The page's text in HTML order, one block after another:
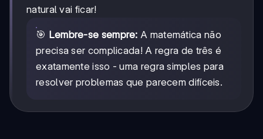
natural vai ficar!
🎯 Lembre-se sempre: A matemática não
precisa ser complicada! A regra de três é
exatamente isso - uma regra simples para
resolver problemas que parecem difíceis.